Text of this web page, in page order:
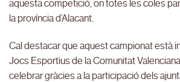
aquesta competició, on totes les coles
la província d’Alacant.
Cal destacar que aquest campionat està
Jocs Esportius de la Comunitat
celebrar gràcies a la participació dels